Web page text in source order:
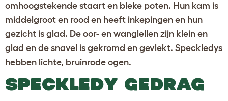
omhoogstekende staart en bleke poten. Hun kam is
middelgroot en rood en heeft inkepingen en hun
gezicht is glad. De oor- en wanglellen zijn klein en
glad en de snavel is gekromd en gevlekt. Speckledys
hebben lichte, bruinrode ogen.
SPECKLEDY GEDRAG